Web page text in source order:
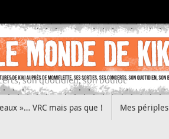
son quotidien, son boulot
»… VRC mais pas que ! Mes périples